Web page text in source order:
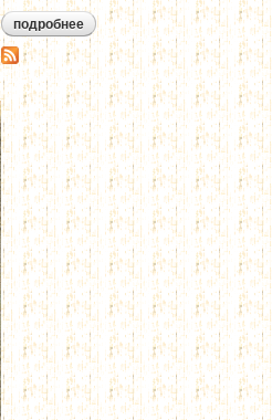
подробнее о малороссия (1847 год).